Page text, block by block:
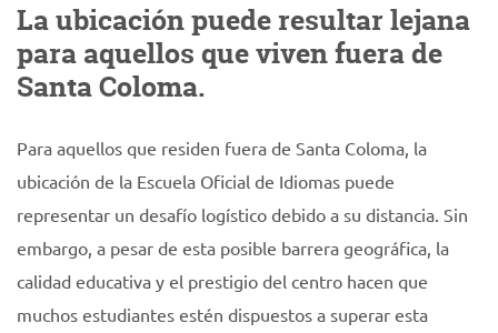
La ubicación puede resultar lejana
para aquellos que viven fuera de
Santa Coloma.
Para aquellos que residen fuera de Santa Coloma, la
ubicación de la Escuela Oficial de Idiomas puede
representar un desafío logístico debido a su distancia. Sin
embargo, a pesar de esta posible barrera geográfica, la
calidad educativa y el prestigio del centro hacen que
muchos estudiantes estén dispuestos a superar esta